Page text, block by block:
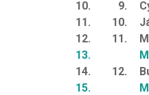
10.
11.
12.
13.
14.
15.
9.
10.
11.
12.